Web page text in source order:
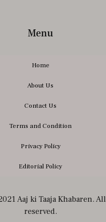
Menu
Home
About Us
Contact Us
Terms and Condition
Privacy Policy
Editorial Policy
Aaj ki Taaja Khabaren.
reserved.